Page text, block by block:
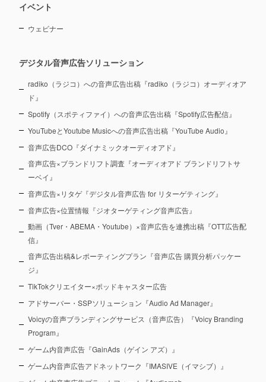
イベント
ウェビナー
デジタル音声広告ソリューション
radiko（ラジコ）への音声広告出稿『radiko（ラジコ）オーディオア
ド』
Spotify（スポティファイ）への音声広告出稿『Spotify広告配信』
YouTubeとYoutube Musicへの音声広告出稿『YouTube Audio』
音声広告DCO『ダイナミックオーディオアド』
音声広告×ブランドリフト調査『オーディオアド ブランドリフトサ
ーベイ』
音声広告×リタゲ『デジタル音声広告 for リターゲティング』
音声広告×位置情報『ジオターゲティング音声広告』
動画（Tver・ABEMA・Youtube）×音声広告を連携出稿『OTT広告配
信』
音声広告出稿&レポーティングプラン『音声広告 購買分析パッケー
ジ』
TikTokクリエイター×ポッドキャスター広告
アドサーバー・SSPソリューション『Audio Ad Manager』
Voicyの音声ブランディングサービス（音声広告）『Voicy Branding
Program』
ゲーム内音声広告『GainAds（ゲイン アズ）』
ゲーム内音声広告アドネットワーク『IMASIVE（イマシブ）』